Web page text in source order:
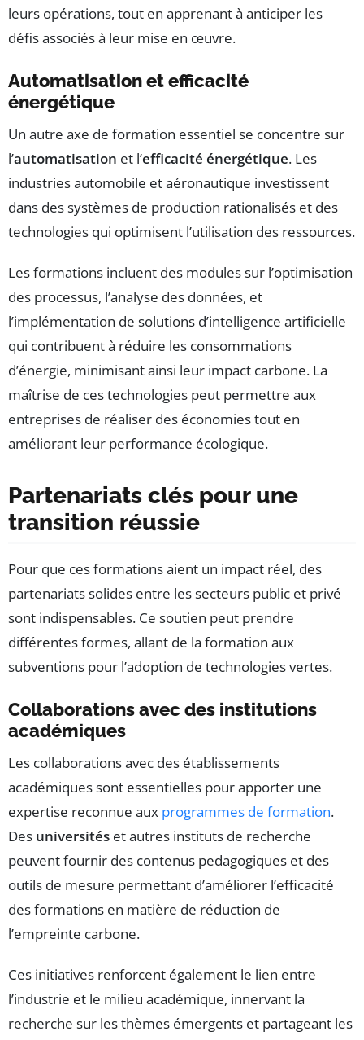
leurs opérations, tout en apprenant à anticiper les
défis associés à leur mise en œuvre.
Automatisation et efficacité
énergétique
Un autre axe de formation essentiel se concentre sur
l’automatisation et l’efficacité énergétique. Les
industries automobile et aéronautique investissent
dans des systèmes de production rationalisés et des
technologies qui optimisent l’utilisation des ressources.
Les formations incluent des modules sur l’optimisation
des processus, l’analyse des données, et
l’implémentation de solutions d’intelligence artificielle
qui contribuent à réduire les consommations
d’énergie, minimisant ainsi leur impact carbone. La
maîtrise de ces technologies peut permettre aux
entreprises de réaliser des économies tout en
améliorant leur performance écologique.
Partenariats clés pour une
transition réussie
Pour que ces formations aient un impact réel, des
partenariats solides entre les secteurs public et privé
sont indispensables. Ce soutien peut prendre
différentes formes, allant de la formation aux
subventions pour l’adoption de technologies vertes.
Collaborations avec des institutions
académiques
Les collaborations avec des établissements
académiques sont essentielles pour apporter une
expertise reconnue aux programmes de formation.
Des universités et autres instituts de recherche
peuvent fournir des contenus pedagogiques et des
outils de mesure permettant d’améliorer l’efficacité
des formations en matière de réduction de
l’empreinte carbone.
Ces initiatives renforcent également le lien entre
l’industrie et le milieu académique, innervant la
recherche sur les thèmes émergents et partageant les